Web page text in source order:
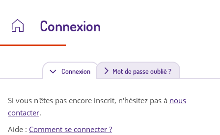
Connexion
Connexion(
n
Mot de passe oublié ?
Si vous n'êtes pas encore inscrit, n'hésitez pas à nous
contacter.
Aide : Comment se connecter ?